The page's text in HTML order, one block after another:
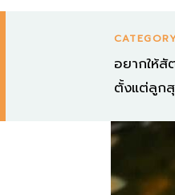
อยากให้สั
ตั้งแต่ลูก